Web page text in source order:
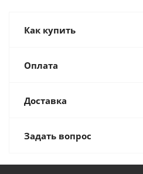
Как купить
Оплата
Доставка
Задать вопрос